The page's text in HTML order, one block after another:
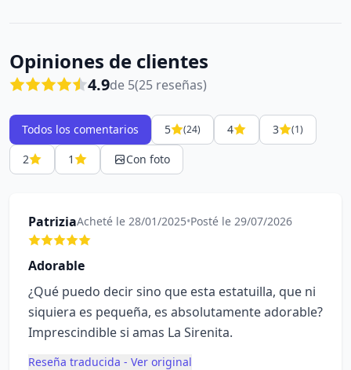
Opiniones de clientes
4.9de 5(25 reseñas)
Todos los comentarios 5 (24) 4 3 (1)
2 1 Con foto
PatriziaAcheté le 28/01/2025•Posté le 29/07/2026
Adorable
¿Qué puedo decir sino que esta estatuilla, que ni
siquiera es pequeña, es absolutamente adorable?
Imprescindible si amas La Sirenita.
Reseña traducida - Ver original